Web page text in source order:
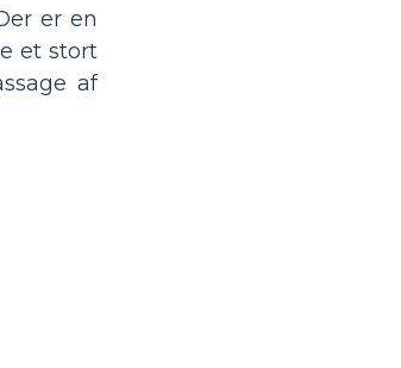
er en
et stort
af